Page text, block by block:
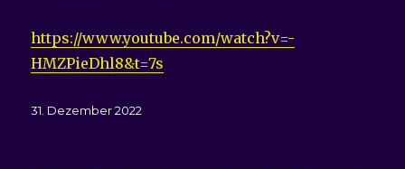
https://www.youtube.com/watch?v=-
HMZPieDhl8&t=7s
Veröffentlicht
31. Dezember 2022